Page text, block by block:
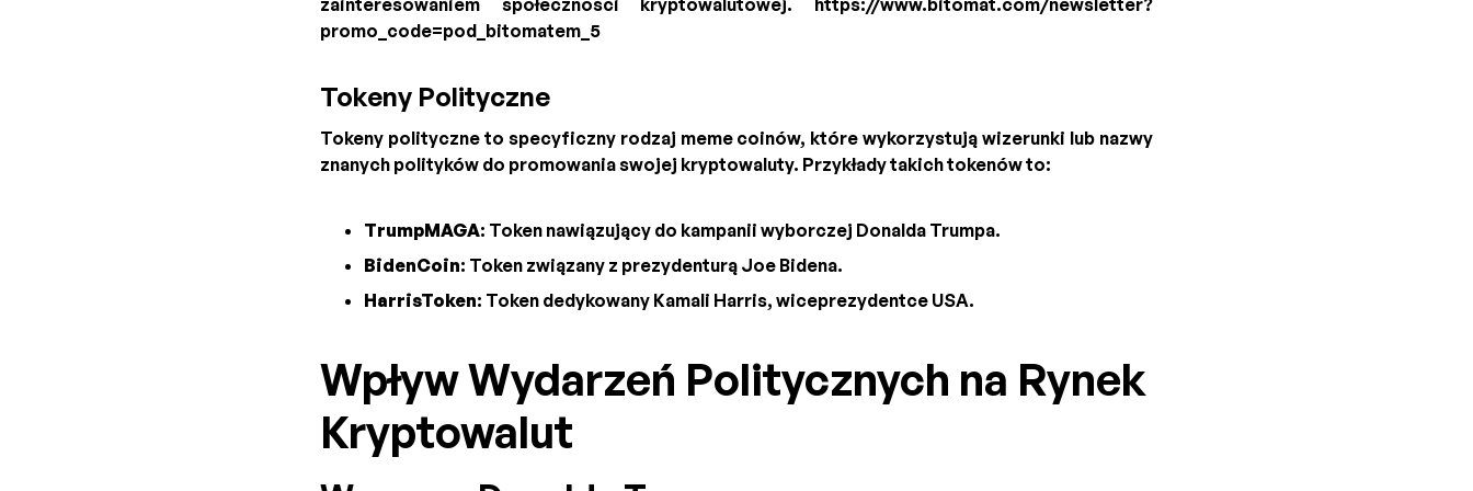
zainteresowaniem społeczności kryptowalutowej. https://www.bitomat.com/newsletter?
promo_code=pod_bitomatem_5
Tokeny Polityczne
Tokeny polityczne to specyficzny rodzaj meme coinów, które wykorzystują wizerunki lub nazwy
znanych polityków do promowania swojej kryptowaluty. Przykłady takich tokenów to:
TrumpMAGA: Token nawiązujący do kampanii wyborczej Donalda Trumpa.
BidenCoin: Token związany z prezydenturą Joe Bidena.
HarrisToken: Token dedykowany Kamali Harris, wiceprezydentce USA.
Wpływ Wydarzeń Politycznych na Rynek
Kryptowalut